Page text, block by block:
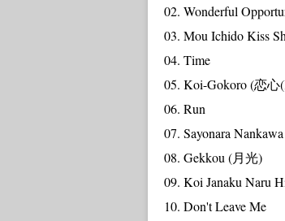
02. Wonderful
03. Mou Ichido Kiss
04. Time
05. Koi-Gokoro (恋
06. Run
07. Sayonara
08. Gekkou (月光)
09. Koi Janaku Naru
10. Don't Leave Me